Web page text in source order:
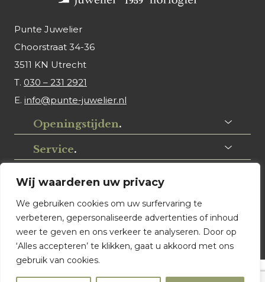
Wij waarderen uw privacy
We gebruiken cookies om uw surfervaring te
verbeteren, gepersonaliseerde advertenties of inhoud
weer te geven en ons verkeer te analyseren. Door op
‘Alles accepteren’ te klikken, gaat u akkoord met ons
gebruik van cookies.
Punte Juwelier
Choorstraat 34-36
3511 KN Utrecht
T. 030 – 231 2921
E. info@punte-juwelier.nl
Openingstijden.
Service.
Volg ons